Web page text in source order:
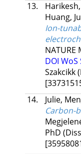
13.
Huang,
Ion-
NATURE
DOI WoS
Szakcikk
14.
Julie,
Carbon-
PhD